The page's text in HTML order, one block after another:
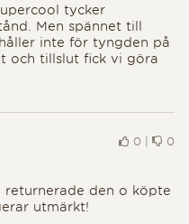
tycker
Men spännet till
inte för tyngden på
och tillslut fick vi göra
0 | 0
den o köpte
utmärkt!